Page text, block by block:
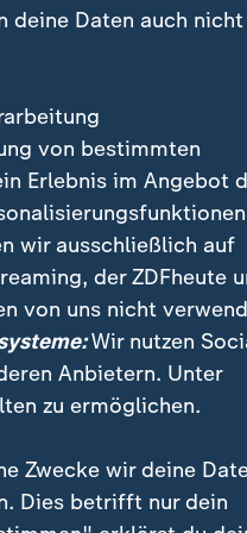
in Bonn
zügig vollzogen
deine Daten auch nicht
von bestimmten
Erlebnis im Angebot
wir ausschließlich auf
der ZDFheute
von uns nicht
Wir nutzen
Anbietern. Unter
zu ermöglichen.
Zwecke wir deine
Dies betrifft nur dein